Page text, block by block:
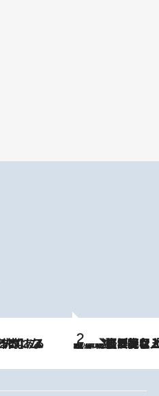
2026.8.5
【なぜ吉沢亮は「気配を消せる」のか？】興行収入208億の『国宝』を経て挑むミュージカル『ディア・エヴァン・ハンセン』。トップ俳優が舞台上でさらけ出した“孤独”とは